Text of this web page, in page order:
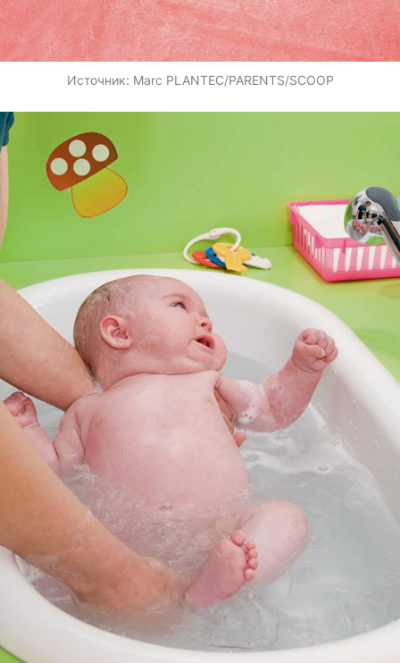
Источник: Marc PLANTEC/PARENTS/SCOOP